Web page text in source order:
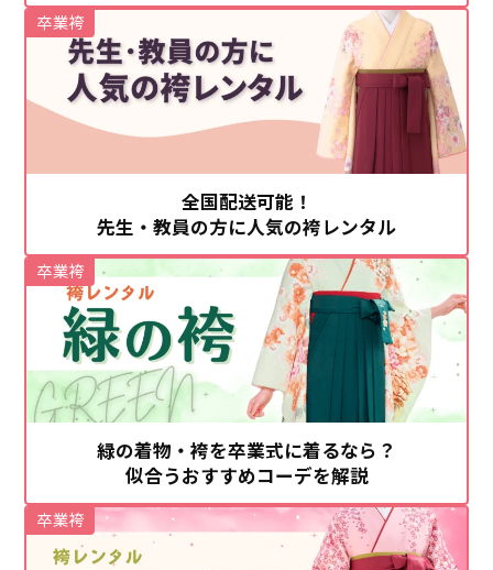
全国配送可能！
先生・教員の方に人気の袴レンタル
卒業袴
緑の着物・袴を卒業式に着るなら？
似合うおすすめコーデを解説
卒業袴
卒業袴